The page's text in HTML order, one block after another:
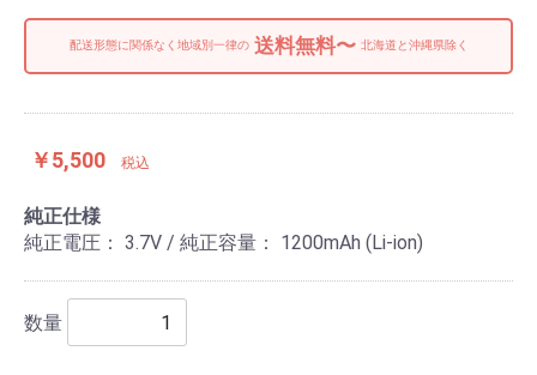
配送形態に関係なく地域別一律の送料無料〜 北海道と沖縄県除く
￥5,500 税込
純正仕様
純正電圧： 3.7V / 純正容量： 1200mAh (Li-ion)
数量